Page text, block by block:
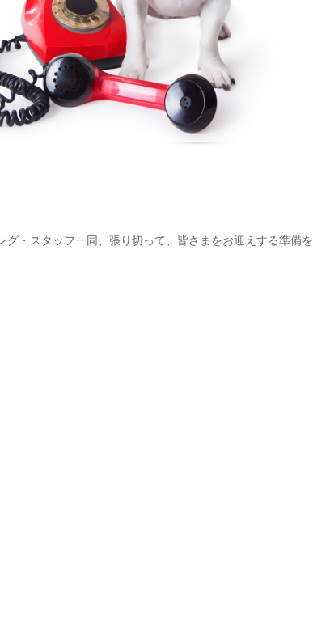
・スタッフ一同、張り切って、皆さまをお迎えする準備を